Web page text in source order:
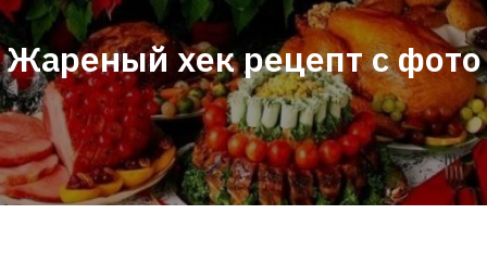
Жареный хек рецепт с фото